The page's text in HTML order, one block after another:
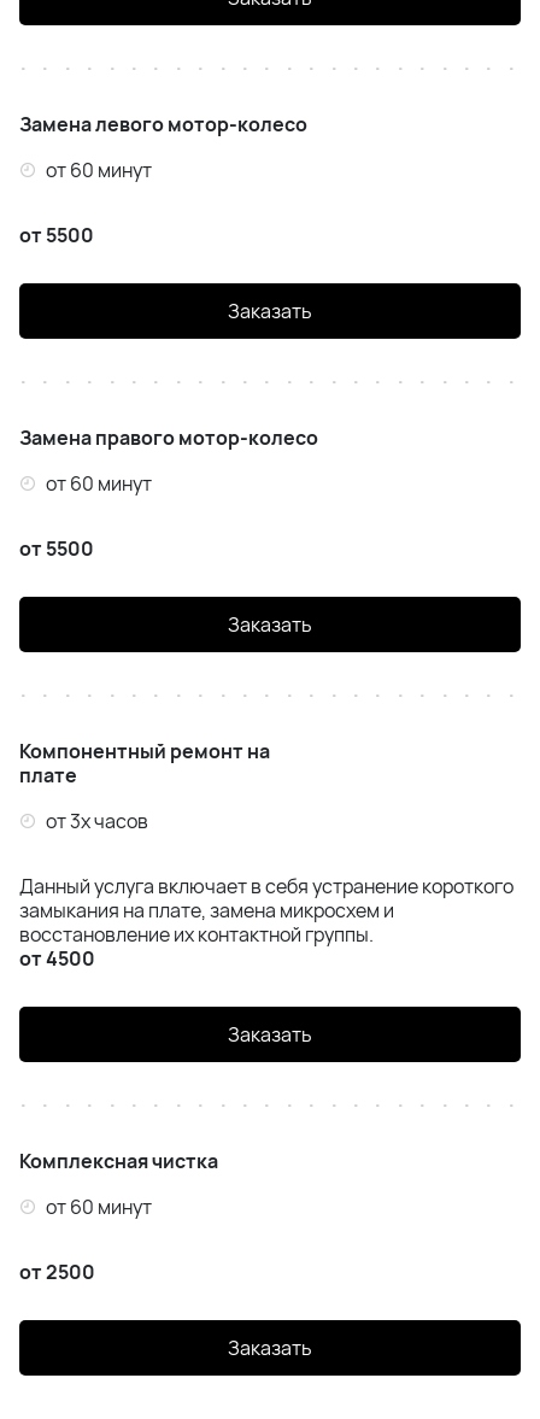
Замена левого мотор-колесо
от 60 минут
от 5500
Заказать
Замена правого мотор-колесо
от 60 минут
от 5500
Заказать
Компонентный ремонт на
плате
от 3х часов
Данный услуга включает в себя устранение короткого
замыкания на плате, замена микросхем и
восстановление их контактной группы.
от 4500
Заказать
Комплексная чистка
от 60 минут
от 2500
Заказать